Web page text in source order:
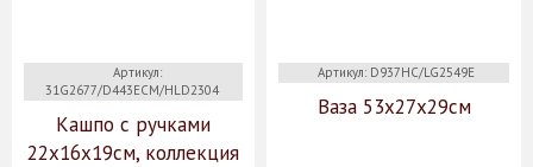
Артикул:
31G2677/D443ECM/HLD2304
Кашпо с ручками
22х16х19см, коллекция
Артикул: D937HC/LG2549E
Ваза 53х27х29см